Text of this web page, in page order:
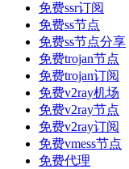
免费ssr订阅
免费ss节点
免费ss节点分享
免费trojan节点
免费trojan订阅
免费v2ray机场
免费v2ray节点
免费v2ray订阅
免费vmess节点
免费代理